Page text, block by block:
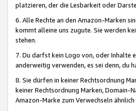
platzieren, der die Lesbarkeit oder
6. Alle Rechte an den Amazon-Marken
kommt alleine uns zugute. Sie werden
stehen.
7. Du darfst kein Logo von, oder Inhalte
anderweitig verwenden, es sei denn, du
8. Sie dürfen in keiner Rechtsordnung
keiner Rechtsordnung Marken, Domain-
Amazon-Marke zum Verwechseln ähnlich